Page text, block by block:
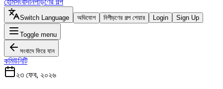
হোমসংবাদনিপীড়ণের গল্প
Switch Language অভিযোগ নিপীড়ণের গল্প শেয়ার Login Sign Up
Toggle menu
সংবাদে ফিরে যান
কমিউনিটি
২৩ ফেব, ২০২৬